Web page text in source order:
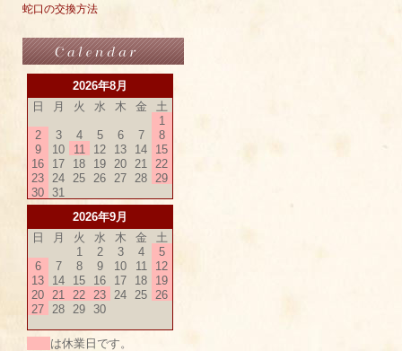
蛇口の交換方法
2026年8月
日
月 火 水 木 金
土
1
2
3 4 5 6 7
8
9
10 11 12 13 14
15
16
17 18 19 20 21
22
23
24 25 26 27 28
29
30
31
2026年9月
日
月 火 水 木 金
土
1
2 3 4
5
6
7 8 9 10 11
12
13
14 15 16 17 18
19
20
21 22 23 24 25
26
27
28 29 30
は休業日です。